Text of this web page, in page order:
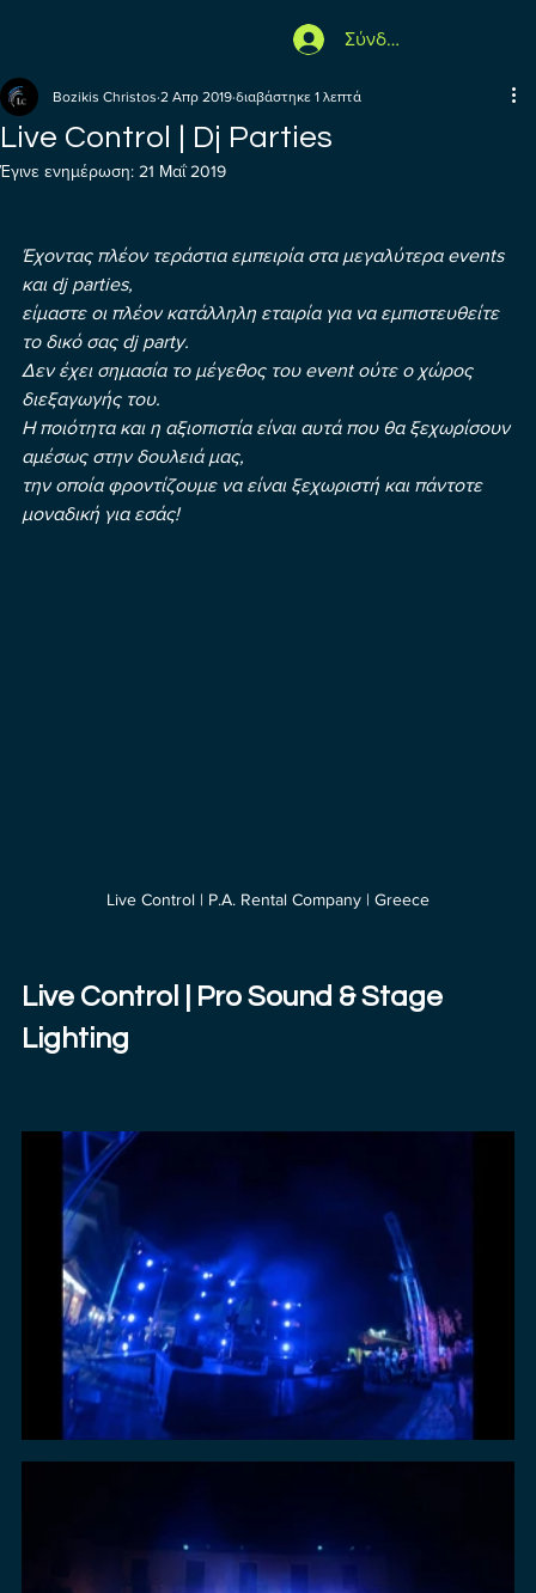
Σύνδεση
Live Control | Dj Parties
Bozikis Christos 2 Απρ 2019 διαβάστηκε 1 λεπτά
Έγινε ενημέρωση: 21 Μαΐ 2019
Έχοντας πλέον τεράστια εμπειρία στα μεγαλύτερα events
και dj parties,
είμαστε οι πλέον κατάλληλη εταιρία για να εμπιστευθείτε
το δικό σας dj party.
Δεν έχει σημασία το μέγεθος του event ούτε ο χώρος
διεξαγωγής του.
Η ποιότητα και η αξιοπιστία είναι αυτά που θα ξεχωρίσουν
αμέσως στην δουλειά μας,
την οποία φροντίζουμε να είναι ξεχωριστή και πάντοτε
μοναδική για εσάς!
Live Control | P.A. Rental Company | Greece
Live Control | Pro Sound & Stage
Lighting